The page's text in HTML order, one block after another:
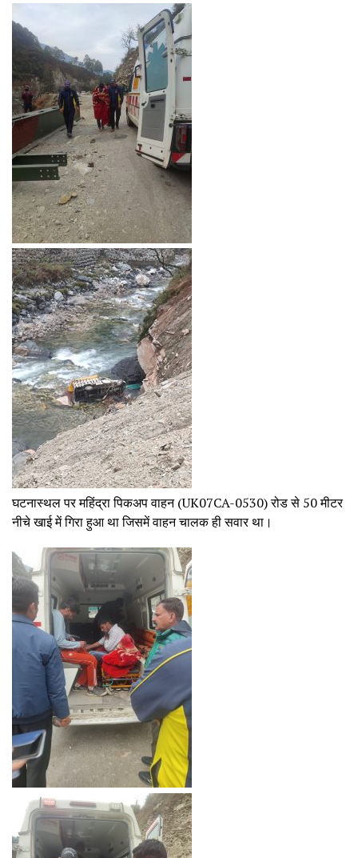
घटनास्थल पर महिंद्रा पिकअप वाहन (UK07CA-0530) रोड से 50 मीटर
नीचे खाई में गिरा हुआ था जिसमें वाहन चालक ही सवार था।